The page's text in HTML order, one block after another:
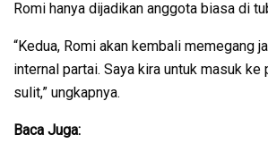
Romi hanya dijadikan anggota biasa di
“Kedua, Romi akan kembali memegang
internal partai. Saya kira untuk masuk ke
sulit,” ungkapnya.
Baca Juga: